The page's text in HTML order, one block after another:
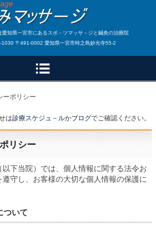
愛知県一宮市にあるスポ－ツマッサ－ジと鍼灸の治療院
〒491-0002 愛知県一宮市時之島妙光寺55-2
ーポリシー
は診療スケジュ－ルかブログでご確認ください。
リシー
下当院）では、個人情報に関する法令お
守し、お客様の大切な個人情報の保護に
ついて